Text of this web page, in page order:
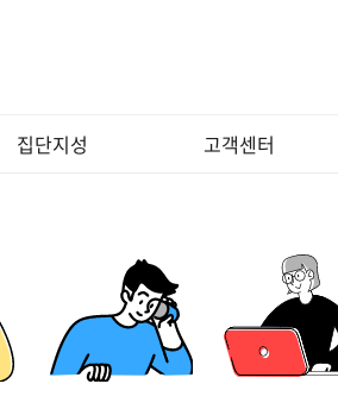
집단지성 고객센터
화상강의사용법
크롬브라우저 팝업설
정
전화상담요청
강사지원